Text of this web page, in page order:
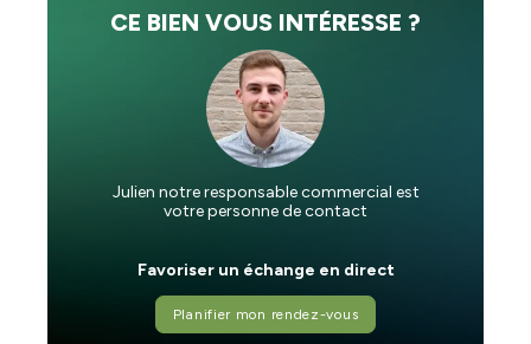
CE BIEN VOUS INTÉRESSE ?
Julien notre responsable commercial est
votre personne de contact
Favoriser un échange en direct
Planifier mon rendez-vous